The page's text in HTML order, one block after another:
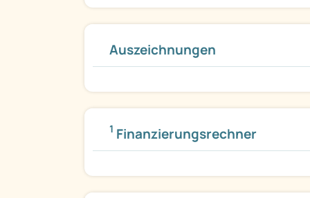
Auszeichnungen
1 Finanzierungsrechner